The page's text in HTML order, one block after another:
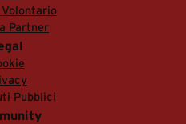
Partner
Pubblici